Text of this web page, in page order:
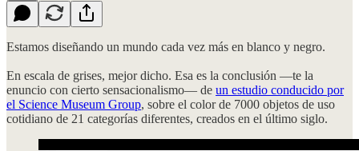
Estamos diseñando un mundo cada vez más en blanco y negro.
En escala de grises, mejor dicho. Esa es la conclusión —te la
enuncio con cierto sensacionalismo— de un estudio conducido por
el Science Museum Group, sobre el color de 7000 objetos de uso
cotidiano de 21 categorías diferentes, creados en el último siglo.